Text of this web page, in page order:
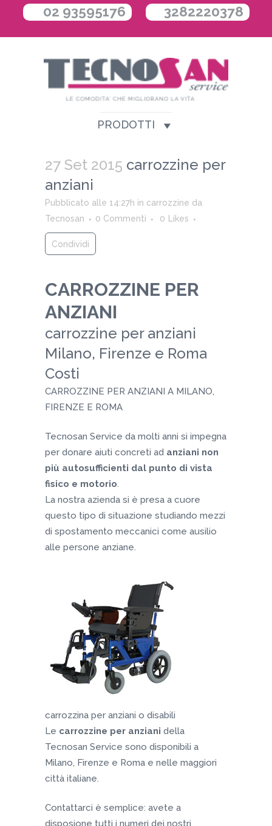
02 93595176 3282220378
PRODOTTI
27 Set 2015 carrozzine per
anziani
Pubblicato alle 14:27h in carrozzine da
Tecnosan
0 Commenti 0 Likes
Condividi
CARROZZINE PER
ANZIANI
carrozzine per anziani
Milano, Firenze e Roma
Costi
CARROZZINE PER ANZIANI A MILANO,
FIRENZE E ROMA
Tecnosan Service da molti anni si impegna
per donare aiuti concreti ad anziani non
più autosufficienti dal punto di vista
fisico e motorio.
La nostra azienda si è presa a cuore
questo tipo di situazione studiando mezzi
di spostamento meccanici come ausilio
alle persone anziane.
carrozzina per anziani o disabili
Le carrozzine per anziani della
Tecnosan Service sono disponibili a
Milano, Firenze e Roma e nelle maggiori
città italiane.
Contattarci è semplice: avete a
disposione tutti i numeri dei nostri